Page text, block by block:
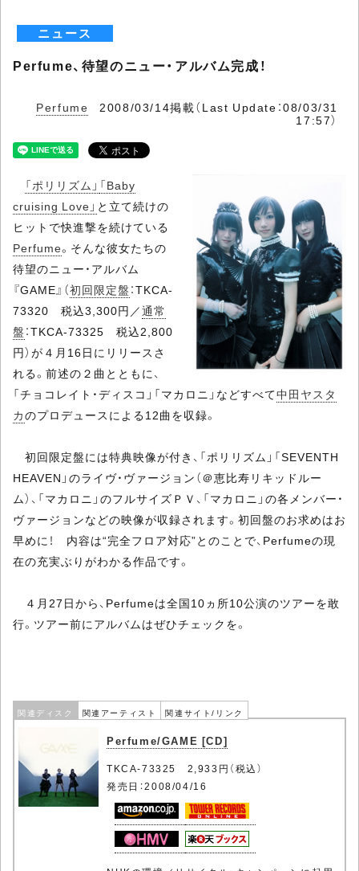
ニュース
Perfume、待望のニュー・アルバム完成！
Perfume 2008/03/14掲載（Last Update：08/03/31
17:57）
「ポリリズム」 「Baby
cruising Love」 と立て続けの
ヒットで快進撃を続けている
Perfume。そんな彼女たちの
待望のニュー・アルバム
『GAME』（初回限定盤 ：TKCA-
73320 税込3,300円／通常
盤 ：TKCA-73325 税込2,800
円）が４月16日にリリースさ
れる。前述の２曲とともに、
「チョコレイト・ディスコ」「マカロニ」などすべて中田ヤスタ
カのプロデュースによる12曲を収録。
初回限定盤には特典映像が付き、「ポリリズム」「SEVENTH
HEAVEN」のライヴ・ヴァージョン（＠恵比寿リキッドルー
ム）、「マカロニ」のフルサイズＰＶ、「マカロニ」の各メンバー・
ヴァージョンなどの映像が収録されます。初回盤のお求めはお
早めに！ 内容は“完全フロア対応”とのことで、Perfumeの現
在の充実ぶりがわかる作品です。
４月27日から、Perfumeは全国10ヵ所10公演のツアーを敢
行。ツアー前にアルバムはぜひチェックを。
関連ディスク 関連アーティスト 関連サイト/リンク
Perfume/GAME [CD]
TKCA-73325 2,933円（税込）
発売日：2008/04/16